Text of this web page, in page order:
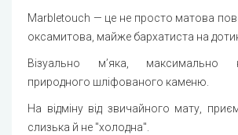
Marbletouch — це не просто матова
оксамитова, майже бархатиста на
Візуально м’яка, максимально
природного шліфованого каменю.
На відміну від звичайного мату,
слизька й не "холодна".